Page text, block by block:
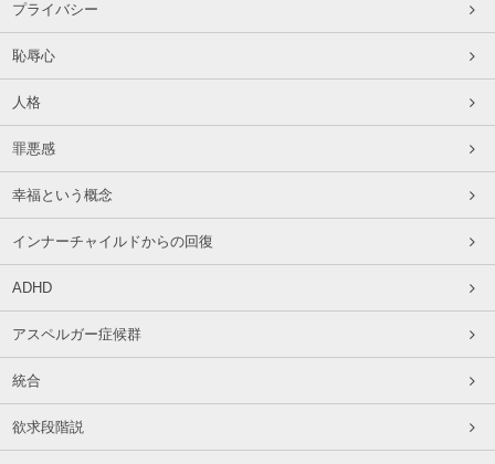
プライバシー
恥辱心
人格
罪悪感
幸福という概念
インナーチャイルドからの回復
ADHD
アスペルガー症候群
統合
欲求段階説